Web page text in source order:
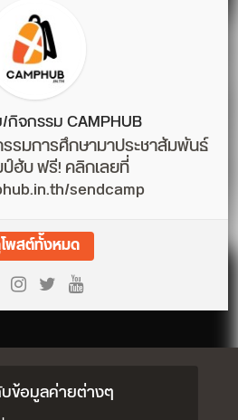
จกรรม CAMPHUB
รมการศึกษามาประชาสัมพันธ์
ฮับ ฟรี! คลิกเลยที่
sendcamp
พสต์ทั้งหมด
ข้อมูลค่ายต่างๆ